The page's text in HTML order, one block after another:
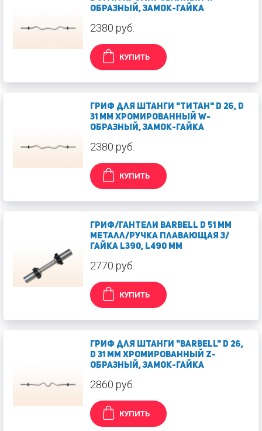
образный, замок-гайка
2380 руб.
КУПИТЬ
Гриф для штанги "Титан" d 26, d
31 мм хромированный W-
образный, замок-гайка
2380 руб.
КУПИТЬ
Гриф/гантели Barbell d 51 мм
металл/ручка плавающая з/
гайка L390, L490 мм
2770 руб.
КУПИТЬ
Гриф для штанги "Barbell" d 26,
d 31 мм хромированный Z-
образный, замок-гайка
2860 руб.
КУПИТЬ